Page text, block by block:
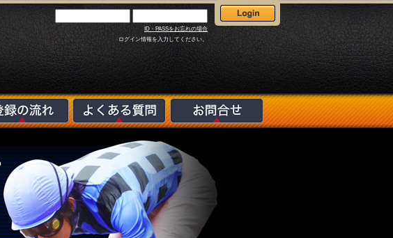
ID・PASSをお忘れの場合
ログイン情報を入力してください。